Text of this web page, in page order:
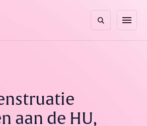
menu
aan de HU,